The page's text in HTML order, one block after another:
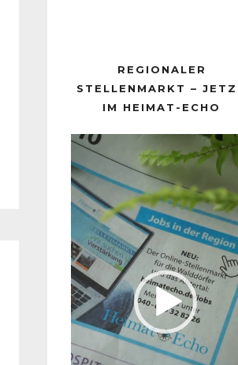
REGIONALER
STELLENMARKT –
IM HEIMAT-ECHO
Player